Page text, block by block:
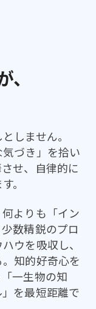
しません。
づき」を拾い
せ、自律的に
。
よりも「イン
数精鋭のプロ
ウを吸収し、
知的好奇心を
一生物の知
を最短距離で